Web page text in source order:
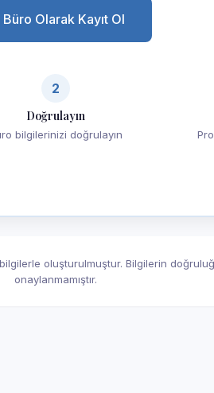
Büro Olarak Kayıt Ol
2
Doğrulayın
bilgilerinizi doğrulayın
oluşturulmuştur. Bilgilerin
onaylanmamıştır.